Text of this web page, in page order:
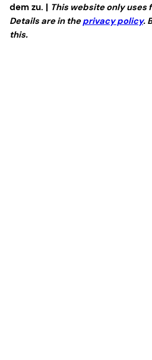
dem zu. | This website only uses
Details are in theprivacy policy.
this.